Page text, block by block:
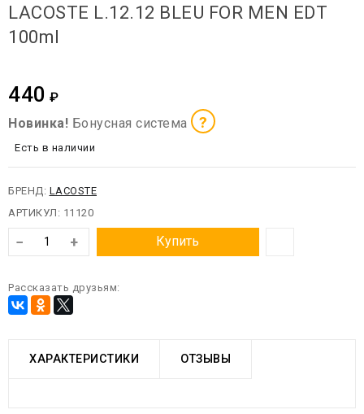
LACOSTE L.12.12 BLEU FOR MEN EDT
100ml
440 ₽
Новинка! Бонусная система ?
Есть в наличии
БРЕНД: LACOSTE
АРТИКУЛ: 11120
− + Купить
Рассказать друзьям:
ХАРАКТЕРИСТИКИ ОТЗЫВЫ